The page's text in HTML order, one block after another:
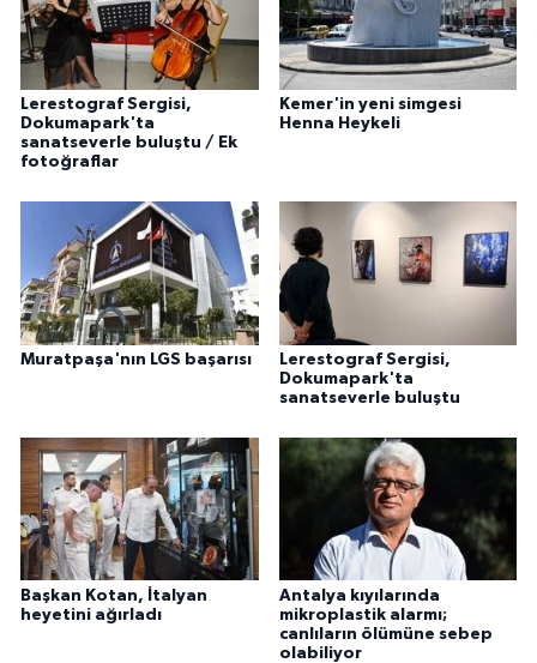
Lerestograf Sergisi,
Dokumapark'ta
sanatseverle buluştu / Ek
fotoğraflar
Kemer'in yeni simgesi
Henna Heykeli
Muratpaşa'nın LGS başarısı
Lerestograf Sergisi,
Dokumapark'ta
sanatseverle buluştu
Başkan Kotan, İtalyan
heyetini ağırladı
Antalya kıyılarında
mikroplastik alarmı;
canlıların ölümüne sebep
olabiliyor